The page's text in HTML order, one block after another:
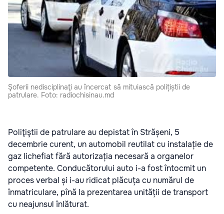
Şoferii nedisciplinaţi au încercat să mituiască polițiștii de
patrulare. Foto: radiochisinau.md
Poliţiştii de patrulare au depistat în Strășeni, 5
decembrie curent, un automobil reutilat cu instalație de
gaz lichefiat fără autorizația necesară a organelor
competente. Conducătorului auto i-a fost întocmit un
proces verbal și i-au ridicat plăcuța cu numărul de
înmatriculare, pînă la prezentarea unității de transport
cu neajunsul înlăturat.